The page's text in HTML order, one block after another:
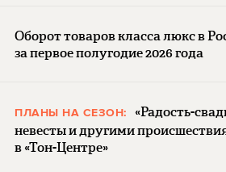
Оборот товаров класса люкс в
за первое полугодие 2026 года
ПЛАНЫ НА СЕЗОН:
«Радость-
невесты и другими
в «Тон-Центре»